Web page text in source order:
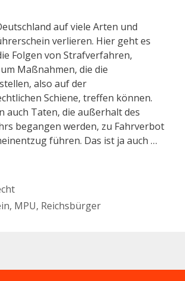
auf viele Arten und
verlieren. Hier geht es
Folgen von Strafverfahren,
Maßnahmen, die die
also auf der
Schiene, treffen können.
auch Taten, die außerhalt des
begangen werden, zu Fahrverbot
führen. Das ist ja auch …
, MPU, Reichsbürger